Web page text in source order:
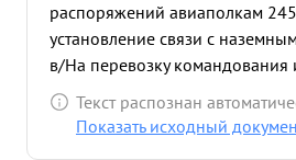
распоряжений авиаполкам
установление связи с
в/На перевозку командования
140 1 командиров штаба при
раненых летного состава Вся
Текст распознан
Показать исходный